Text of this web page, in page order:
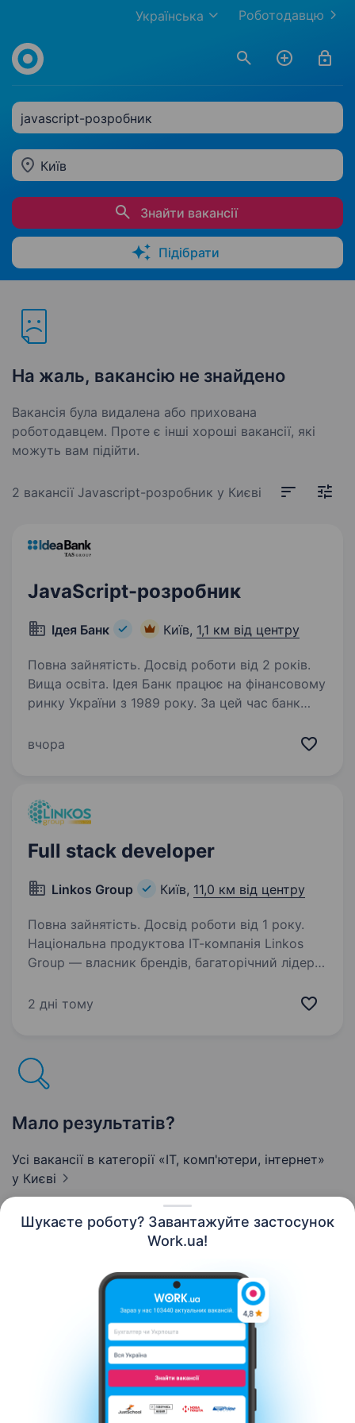
Шукаєте роботу? Завантажуйте застосунок
Work.ua!
Роботодавцю
Українська
javascript-розробник
Київ
Знайти вакансії
Підібрати
На жаль, вакансію не знайдено
Вакансія була видалена або прихована
роботодавцем. Проте є інші хороші вакансії, які
можуть вам підійти.
2 вакансії Javascript-розробник у Києві
JavaScript-розробник
Ідея Банк Київ, 1,1 км від центру
Повна зайнятість. Досвід роботи від 2 років.
Вища освіта. Ідея Банк працює на фінансовому
ринку України з 1989 року. За цей час банк
партнер для клієнтів. Наша справжня
вчора
Full stack developer
Linkos Group Київ, 11,0 км від центру
Повна зайнятість. Досвід роботи від 1 року.
Національна продуктова ІТ-компанія Linkos
Group — власник брендів, багаторічний лідер
програмних продуктів для бухгалтерів та
2 дні тому
Мало результатів?
Усі вакансії в категорії «IT, комп'ютери, інтернет»
у Києві
Контакти Про нас
Кар’єра
Допомога Умови використання